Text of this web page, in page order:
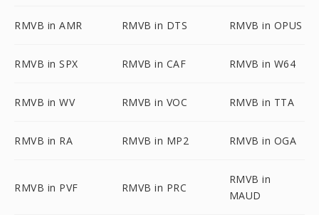
RMVB in AMR RMVB in DTS RMVB in OPUS
RMVB in SPX RMVB in CAF RMVB in W64
RMVB in WV RMVB in VOC RMVB in TTA
RMVB in RA RMVB in MP2 RMVB in OGA
RMVB in PVF RMVB in PRC
RMVB in
MAUD